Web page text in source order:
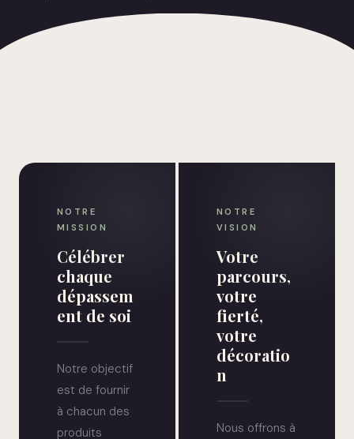
NOTRE
MISSION
Célébrer
chaque
dépassem
ent de soi
Notre objectif
est de fournir
à chacun des
produits
NOTRE
VISION
Votre
parcours,
votre
fierté,
votre
décoratio
n
Nous offrons à